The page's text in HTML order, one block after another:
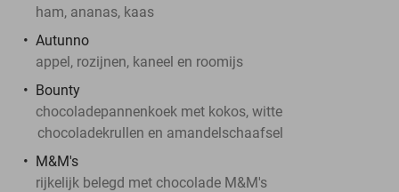
ham, ananas, kaas
Autunno
appel, rozijnen, kaneel en roomijs
Bounty
chocoladepannenkoek met kokos, witte
chocoladekrullen en amandelschaafsel
M&M's
rijkelijk belegd met chocolade M&M's